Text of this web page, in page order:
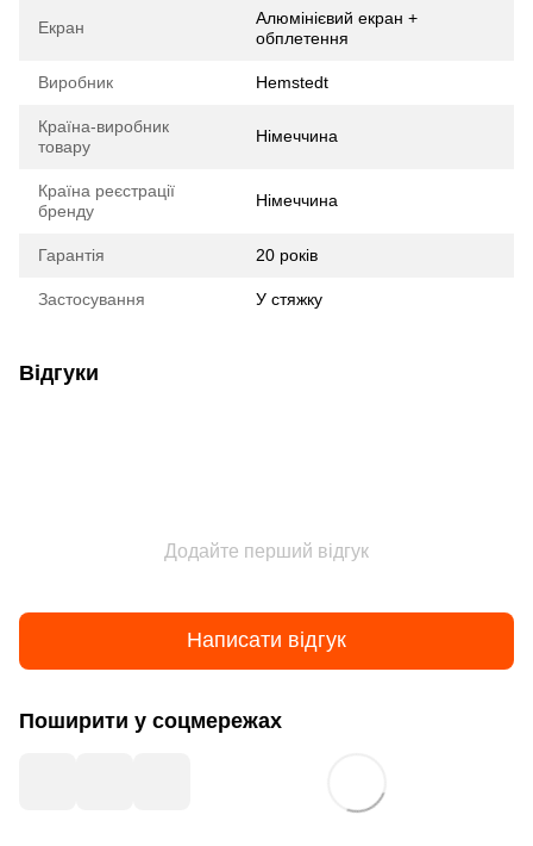
Екран
Алюмінієвий екран +
обплетення
Виробник Hemstedt
Країна-виробник
товару
Німеччина
Країна реєстрації
бренду
Німеччина
Гарантія 20 років
Застосування У стяжку
Відгуки
Додайте перший відгук
Написати відгук
Поширити у соцмережах